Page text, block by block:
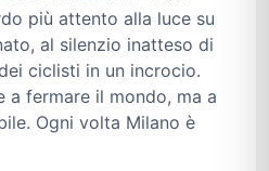
più attento alla luce su
al silenzio inatteso di
ciclisti in un incrocio.
a fermare il mondo, ma a
Ogni volta Milano è